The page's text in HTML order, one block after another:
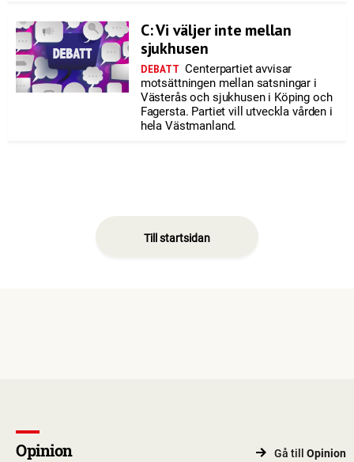
C: Vi väljer inte mellan
sjukhusen
DEBATT Centerpartiet avvisar
motsättningen mellan satsningar i
Västerås och sjukhusen i Köping och
Fagersta. Partiet vill utveckla vården i
hela Västmanland.
Till startsidan
Opinion Gå till Opinion